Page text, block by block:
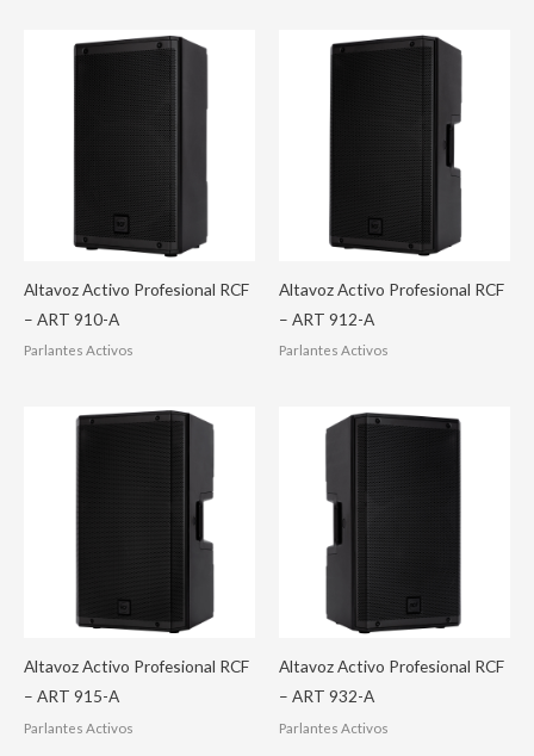
Altavoz Activo Profesional RCF
– ART 910-A
Parlantes Activos
Altavoz Activo Profesional RCF
– ART 912-A
Parlantes Activos
Altavoz Activo Profesional RCF
– ART 915-A
Parlantes Activos
Altavoz Activo Profesional RCF
– ART 932-A
Parlantes Activos